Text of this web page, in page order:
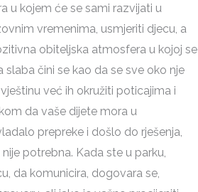
u kojem će se sami razvijati u
vremenima, usmjeriti djecu, a
obiteljska atmosfera u kojoj se
čini se kao da se sve oko nje
već ih okružiti poticajima i
da vaše dijete mora u
prepreke i došlo do rješenja,
potrebna. Kada ste u parku,
da komunicira, dogovara se,